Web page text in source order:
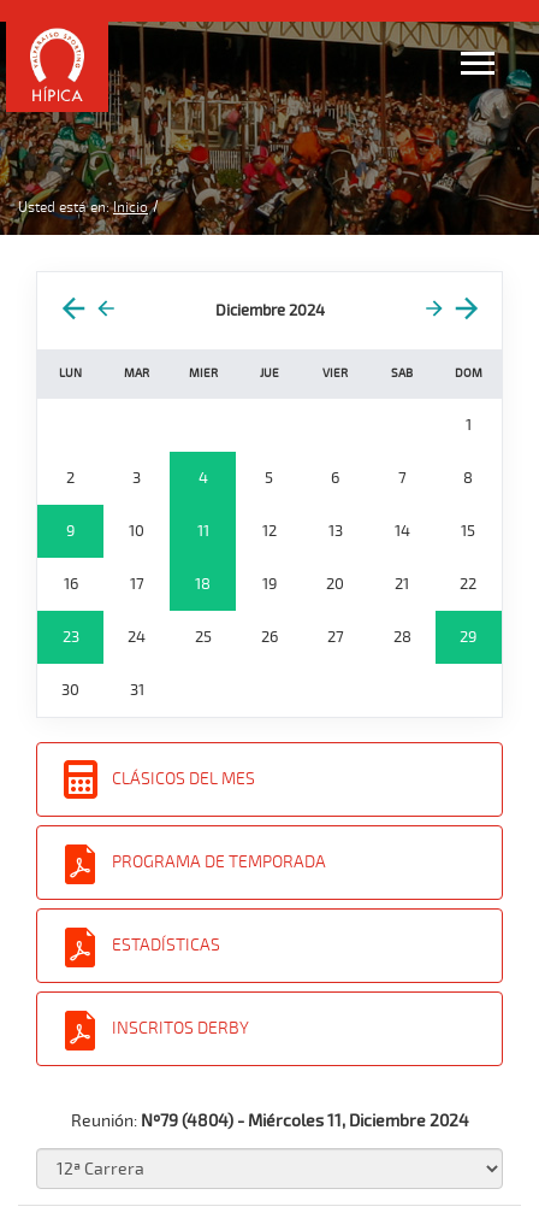
Usted está en: Inicio
Diciembre 2024
LUN MAR MIER JUE VIER SAB DOM
1
2 3 4 5 6 7 8
9 10 11 12 13 14 15
16 17 18 19 20 21 22
23 24 25 26 27 28 29
30 31
CLÁSICOS DEL MES
PROGRAMA DE TEMPORADA
ESTADÍSTICAS
INSCRITOS DERBY
Reunión: Nº79 (4804) - Miércoles 11, Diciembre 2024